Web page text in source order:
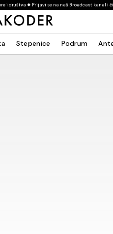
na naš Broadcast kanal i čitaj o
Stepenice Podrum